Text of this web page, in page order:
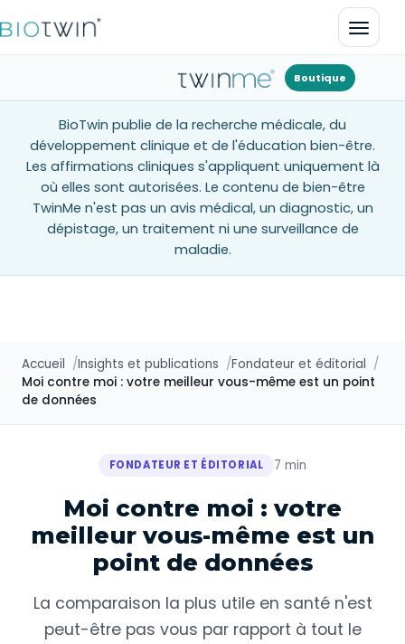
Boutique
BioTwin publie de la recherche médicale, du
développement clinique et de l'éducation bien-être.
Les affirmations cliniques s'appliquent uniquement là
où elles sont autorisées. Le contenu de bien-être
TwinMe n'est pas un avis médical, un diagnostic, un
dépistage, un traitement ni une surveillance de
maladie.
Accueil Insights et publications
Fondateur et éditorial
Moi contre moi : votre meilleur vous-même est un point
de données
FONDATEUR ET ÉDITORIAL 7 min
Moi contre moi : votre
meilleur vous-même est un
point de données
La comparaison la plus utile en santé n'est
peut-être pas vous par rapport à tout le